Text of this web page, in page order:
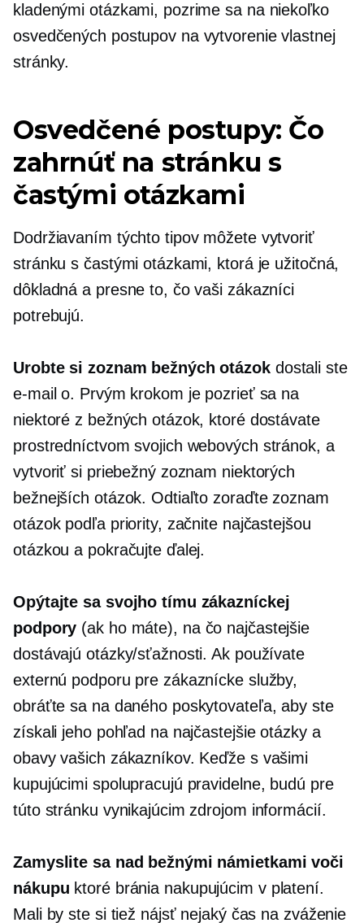
kladenými otázkami, pozrime sa na niekoľko
osvedčených postupov na vytvorenie vlastnej
stránky.
Osvedčené postupy: Čo
zahrnúť na stránku s
častými otázkami
Dodržiavaním týchto tipov môžete vytvoriť
stránku s častými otázkami, ktorá je užitočná,
dôkladná a presne to, čo vaši zákazníci
potrebujú.
Urobte si zoznam bežných otázokdostali ste
e-mail o. Prvým krokom je pozrieť sa na
niektoré z bežných otázok, ktoré dostávate
prostredníctvom svojich webových stránok, a
vytvoriť si priebežný zoznam niektorých
bežnejších otázok. Odtiaľto zoraďte zoznam
otázok podľa priority, začnite najčastejšou
otázkou a pokračujte ďalej.
Opýtajte sa svojho tímu zákazníckej
podpory (ak ho máte), na čo najčastejšie
dostávajú otázky/sťažnosti. Ak používate
externú podporu pre zákaznícke služby,
obráťte sa na daného poskytovateľa, aby ste
získali jeho pohľad na najčastejšie otázky a
obavy vašich zákazníkov. Keďže s vašimi
kupujúcimi spolupracujú pravidelne, budú pre
túto stránku vynikajúcim zdrojom informácií.
Zamyslite sa nad bežnými námietkami voči
nákupu ktoré bránia nakupujúcim v platení.
Mali by ste si tiež nájsť nejaký čas na zváženie